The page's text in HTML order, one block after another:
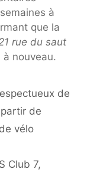
à
que la
rue du saut
à nouveau.
de
de
vélo
Club 7,